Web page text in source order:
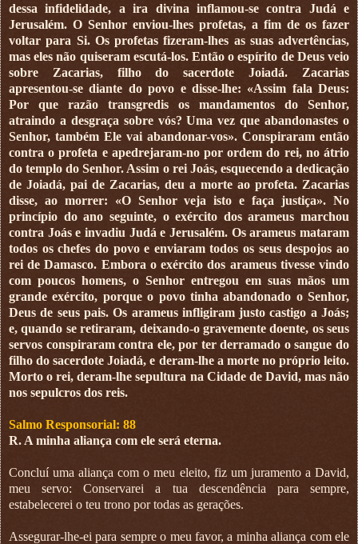
dessa infidelidade, a ira divina inflamou-se contra Judá e
Jerusalém. O Senhor enviou-lhes profetas, a fim de os fazer
voltar para Si. Os profetas fizeram-lhes as suas advertências,
mas eles não quiseram escutá-los. Então o espírito de Deus veio
sobre Zacarias, filho do sacerdote Joiadá. Zacarias
apresentou-se diante do povo e disse-lhe: «Assim fala Deus:
Por que razão transgredis os mandamentos do Senhor,
atraindo a desgraça sobre vós? Uma vez que abandonastes o
Senhor, também Ele vai abandonar-vos». Conspiraram então
contra o profeta e apedrejaram-no por ordem do rei, no átrio
do templo do Senhor. Assim o rei Joás, esquecendo a dedicação
de Joiadá, pai de Zacarias, deu a morte ao profeta. Zacarias
disse, ao morrer: «O Senhor veja isto e faça justiça». No
princípio do ano seguinte, o exército dos arameus marchou
contra Joás e invadiu Judá e Jerusalém. Os arameus mataram
todos os chefes do povo e enviaram todos os seus despojos ao
rei de Damasco. Embora o exército dos arameus tivesse vindo
com poucos homens, o Senhor entregou em suas mãos um
grande exército, porque o povo tinha abandonado o Senhor,
Deus de seus pais. Os arameus infligiram justo castigo a Joás;
e, quando se retiraram, deixando-o gravemente doente, os seus
servos conspiraram contra ele, por ter derramado o sangue do
filho do sacerdote Joiadá, e deram-lhe a morte no próprio leito.
Morto o rei, deram-lhe sepultura na Cidade de David, mas não
nos sepulcros dos reis.
Salmo Responsorial: 88
R. A minha aliança com ele será eterna.
Concluí uma aliança com o meu eleito, fiz um juramento a David,
meu servo: Conservarei a tua descendência para sempre,
estabelecerei o teu trono por todas as gerações.
Assegurar-lhe-ei para sempre o meu favor, a minha aliança com ele